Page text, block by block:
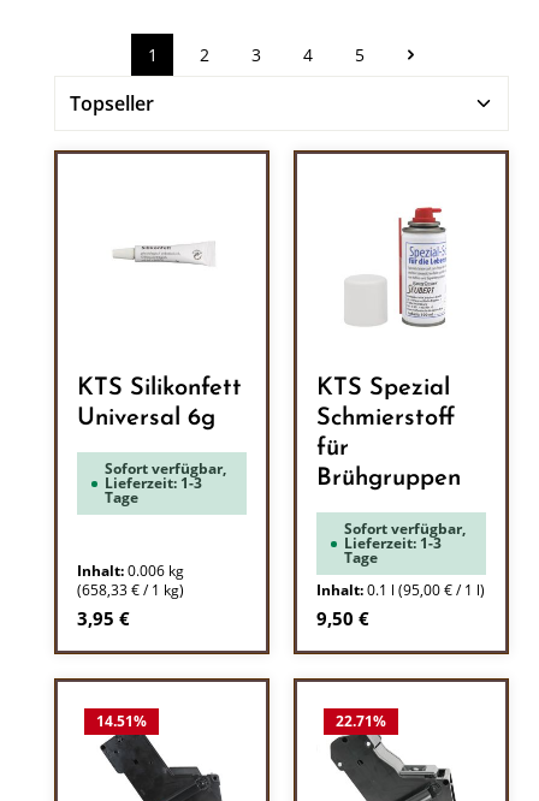
Seite
1 Seite
2 Seite
3 Seite
4 Seite
5
KTS Silikonfett
Universal 6g
Sofort verfügbar,
Lieferzeit: 1-3
Tage
Inhalt:0.006 kg
(658,33 € / 1 kg)
Regulärer Preis:
3,95 €
KTS Spezial
Schmierstoff
für
Brühgruppen
Sofort verfügbar,
Lieferzeit: 1-3
Tage
Inhalt:0.1 l (95,00 € / 1 l)
Regulärer Preis:
9,50 €
14.51% 22.71%